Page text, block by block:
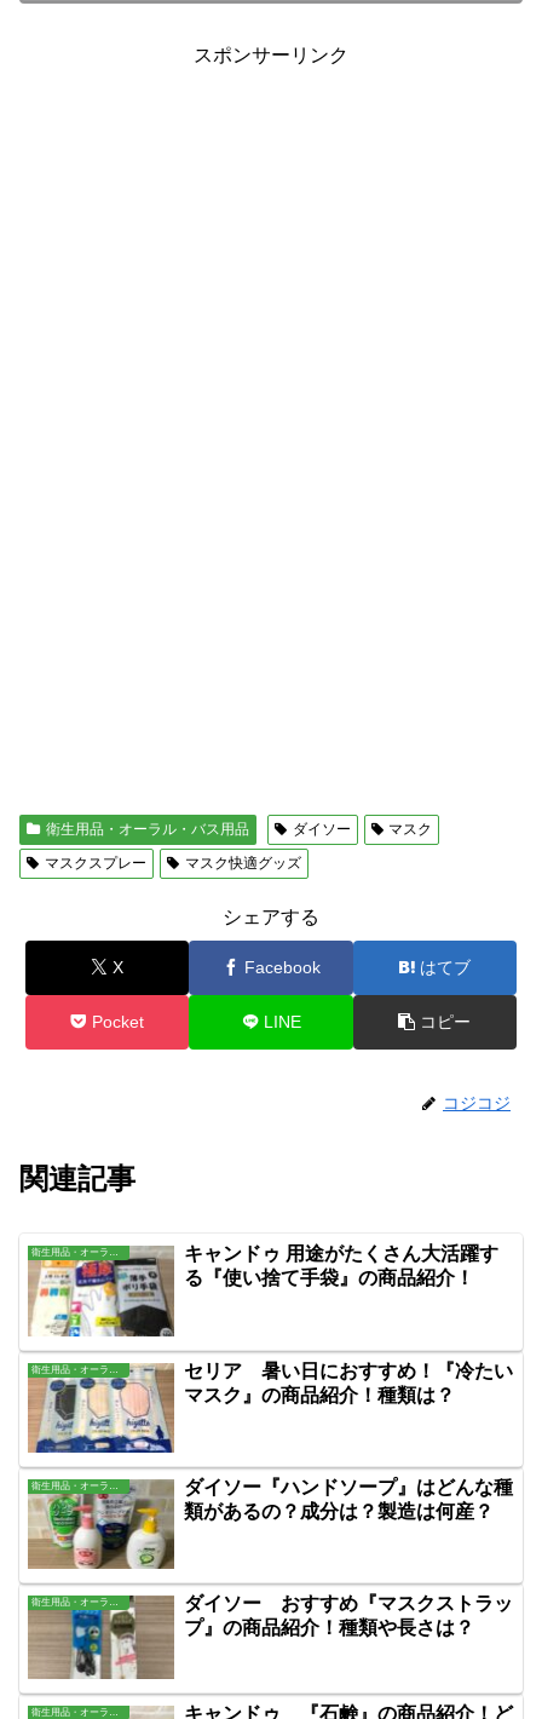
スポンサーリンク
衛生用品・オーラル・バス用品 ダイソー
マスク
マスクスプレー
マスク快適グッズ
シェアする
X Facebook はてブ
Pocket LINE コピー
コジコジ
関連記事
衛生用品・オーラル・バス用品
キャンドゥ 用途がたくさん大活躍す
る『使い捨て手袋』の商品紹介！
セリア 暑い日におすすめ！『冷たい
マスク』の商品紹介！種類は？
衛生用品・オーラル・バス用品
ダイソー『ハンドソープ』はどんな種
類があるの？成分は？製造は何産？
衛生用品・オーラル・バス用品
ダイソー おすすめ『マスクストラッ
プ』の商品紹介！種類や長さは？
キャンドゥ 『石鹸』の商品紹介！ど